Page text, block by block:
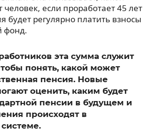
человек, если проработает 45 лет
будет регулярно платить взносы
фонд.
эта сумма служит
понять, какой может
пенсия. Новые
оценить, каким будет
пенсии в будущем и
происходят в